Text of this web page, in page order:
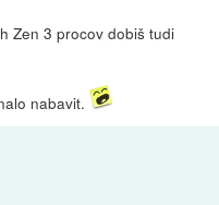
Zen 3 procov dobiš tudi
nabavit.